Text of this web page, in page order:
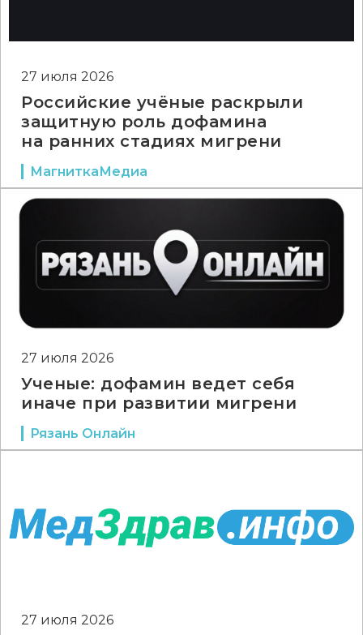
27 июля 2026
Российские учёные раскрыли
защитную роль дофамина
на ранних стадиях мигрени
МагниткаМедиа
27 июля 2026
Ученые: дофамин ведет себя
иначе при развитии мигрени
Рязань Онлайн
27 июля 2026